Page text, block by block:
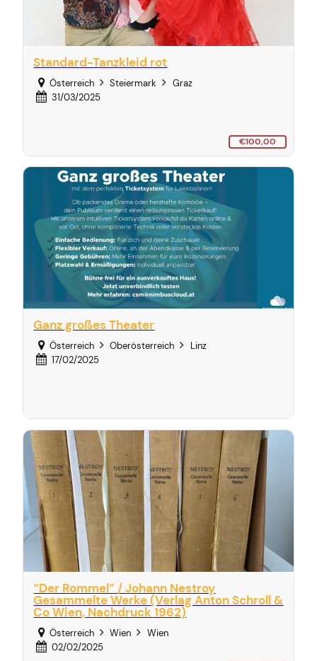
Standard-Tanzkleid rot
Österreich Steiermark
Graz
31/03/2025
€100,00
Ganz großes Theater
Österreich Oberösterreich
Linz
17/02/2025
“Der Rommel” / Johann Nestroy
Gesammelte Werke (Verlag Anton Schroll &
Co Wien, Nachdruck 1962)
Österreich Wien
Wien
02/02/2025